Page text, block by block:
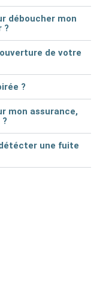
déboucher mon
?
de votre
?
mon assurance,
une fuite